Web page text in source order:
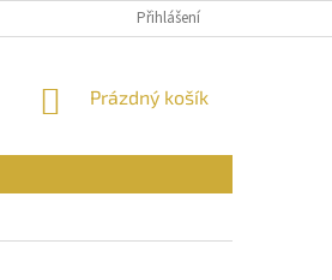
REKLAMAČNÍ ŘÁD
Přihlášení
NÁKUPNÍ
Prázdný košík